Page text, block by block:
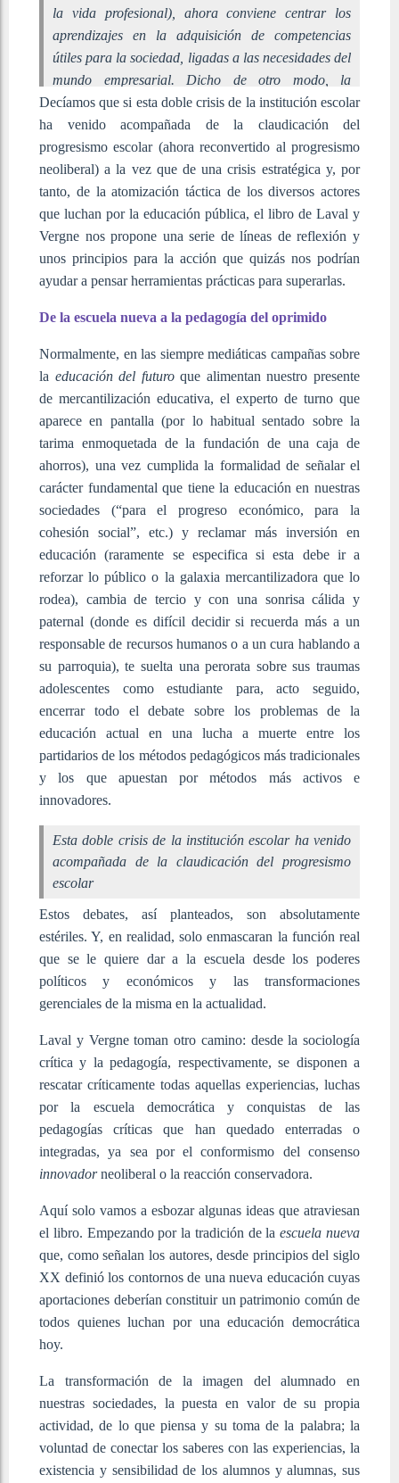
la vida profesional), ahora conviene centrar los
aprendizajes en la adquisición de competencias
útiles para la sociedad, ligadas a las necesidades del
mundo empresarial. Dicho de otro modo, la
concepción utilitarista de los estudios puestos a
disposición de la ‘empleabilidad’ constituiría la vía
democrática por excelencia. De ese modo, se
impone poco a poco un nuevo maltusianismo
vergonzoso a través de ‘competencias básicas’
ligadas estrechamente al productivismo dominante
(Laval y Vergne, 2021:14).
Decíamos que si esta doble crisis de la institución escolar
ha venido acompañada de la claudicación del
progresismo escolar (ahora reconvertido al progresismo
neoliberal) a la vez que de una crisis estratégica y, por
tanto, de la atomización táctica de los diversos actores
que luchan por la educación pública, el libro de Laval y
Vergne nos propone una serie de líneas de reflexión y
unos principios para la acción que quizás nos podrían
ayudar a pensar herramientas prácticas para superarlas.
De la escuela nueva a la pedagogía del oprimido
Normalmente, en las siempre mediáticas campañas sobre
la educación del futuroque alimentan nuestro presente
de mercantilización educativa, el experto de turno que
aparece en pantalla (por lo habitual sentado sobre la
tarima enmoquetada de la fundación de una caja de
ahorros), una vez cumplida la formalidad de señalar el
carácter fundamental que tiene la educación en nuestras
sociedades (“para el progreso económico, para la
cohesión social”, etc.) y reclamar más inversión en
educación (raramente se especifica si esta debe ir a
reforzar lo público o la galaxia mercantilizadora que lo
rodea), cambia de tercio y con una sonrisa cálida y
paternal (donde es difícil decidir si recuerda más a un
responsable de recursos humanos o a un cura hablando a
su parroquia), te suelta una perorata sobre sus traumas
adolescentes como estudiante para, acto seguido,
encerrar todo el debate sobre los problemas de la
educación actual en una lucha a muerte entre los
partidarios de los métodos pedagógicos más tradicionales
y los que apuestan por métodos más activos e
innovadores.
Esta doble crisis de la institución escolar ha venido
acompañada de la claudicación del progresismo
escolar
Estos debates, así planteados, son absolutamente
estériles. Y, en realidad, solo enmascaran la función real
que se le quiere dar a la escuela desde los poderes
políticos y económicos y las transformaciones
gerenciales de la misma en la actualidad.
Laval y Vergne toman otro camino: desde la sociología
crítica y la pedagogía, respectivamente, se disponen a
rescatar críticamente todas aquellas experiencias, luchas
por la escuela democrática y conquistas de las
pedagogías críticas que han quedado enterradas o
integradas, ya sea por el conformismo del consenso
innovadorneoliberal o la reacción conservadora.
Aquí solo vamos a esbozar algunas ideas que atraviesan
el libro. Empezando por la tradición de la escuela nueva
que, como señalan los autores, desde principios del siglo
XX definió los contornos de una nueva educación cuyas
aportaciones deberían constituir un patrimonio común de
todos quienes luchan por una educación democrática
hoy.
La transformación de la imagen del alumnado en
nuestras sociedades, la puesta en valor de su propia
actividad, de lo que piensa y su toma de la palabra; la
voluntad de conectar los saberes con las experiencias, la
existencia y sensibilidad de los alumnos y alumnas, sus